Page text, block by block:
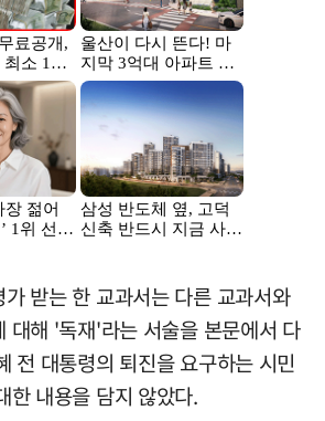
받는 한 교과서는 다른 교과서와
대해 '독재'라는 서술을 본문에서 다
전 대통령의 퇴진을 요구하는 시민
한 내용을 담지 않았다.